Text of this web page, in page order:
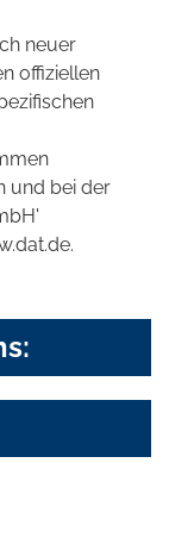
neuer
offiziellen
und bei der